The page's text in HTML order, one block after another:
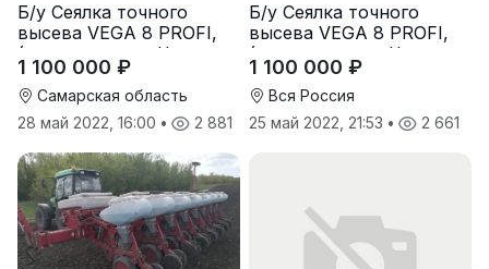
Б/у Сеялка точного
высева VEGA 8 PROFI,
(производство Червона
Зирка), 2016 г., в
отличном состоянии
1 100 000 ₽
Самарская область
28 май 2022, 16:00 • 2 881
Б/у Сеялка точного
высева VEGA 8 PROFI,
(производство Червона
Зирка), 2016 г., в
отличном состоянии
1 100 000 ₽
Вся Россия
25 май 2022, 21:53 • 2 661